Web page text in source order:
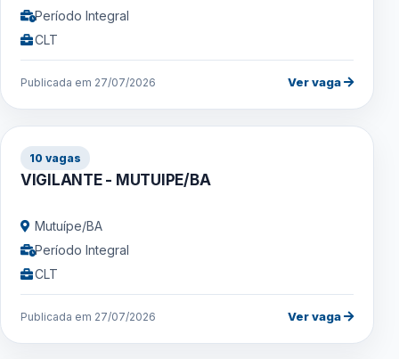
Período Integral
CLT
Publicada em 27/07/2026 Ver vaga
10 vagas
VIGILANTE - MUTUIPE/BA
Mutuípe/BA
Período Integral
CLT
Publicada em 27/07/2026 Ver vaga